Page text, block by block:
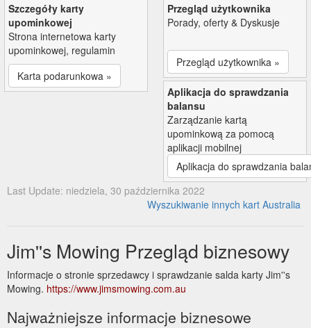
Szczegóły karty
upominkowej
Strona internetowa karty
upominkowej, regulamin
Karta podarunkowa »
Przegląd użytkownika
Porady, oferty & Dyskusje
Przegląd użytkownika »
Aplikacja do sprawdzania
balansu
Zarządzanie kartą
upominkową za pomocą
aplikacji mobilnej
Aplikacja do sprawdzania
Last Update: niedziela, 30 października 2022
Wyszukiwanie innych kart Australia
Jim''s Mowing Przegląd biznesowy
Informacje o stronie sprzedawcy i sprawdzanie salda karty Jim''s
Mowing. https://www.jimsmowing.com.au
Najważniejsze informacje biznesowe